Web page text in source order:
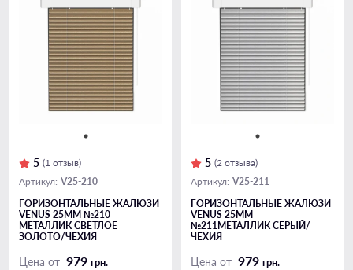
5 (1 отзыв)
Артикул: V25-210
ГОРИЗОНТАЛЬНЫЕ ЖАЛЮЗИ
VENUS 25ММ №210
МЕТАЛЛИК СВЕТЛОЕ
ЗОЛОТО/ЧЕХИЯ
Цена от 979 грн.
5 (2 отзыва)
Артикул: V25-211
ГОРИЗОНТАЛЬНЫЕ ЖАЛЮЗИ
VENUS 25ММ
№211МЕТАЛЛИК СЕРЫЙ/
ЧЕХИЯ
Цена от 979 грн.